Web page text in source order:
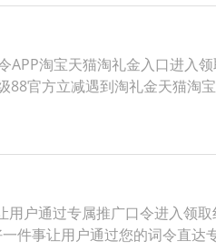
淘宝天猫淘礼金入口进入
官方立减遇到淘礼金天猫淘
户通过专属推广口令进入领
件事让用户通过您的词令直达